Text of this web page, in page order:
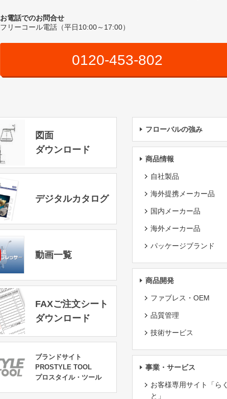
お電話でのお問合せ
フリーコール電話（平日10:00～17:00）
0120-453-802
図面
ダウンロード
デジタルカタログ
動画一覧
FAXご注文シート
ダウンロード
ブランドサイト
PROSTYLE TOOL
プロスタイル・ツール
フローバルの強み
商品情報
自社製品
海外提携メーカー品
国内メーカー品
海外メーカー品
パッケージブランド
商品開発
ファブレス・OEM
品質管理
技術サービス
事業・サービス
お客様専用サイト「ら
と」